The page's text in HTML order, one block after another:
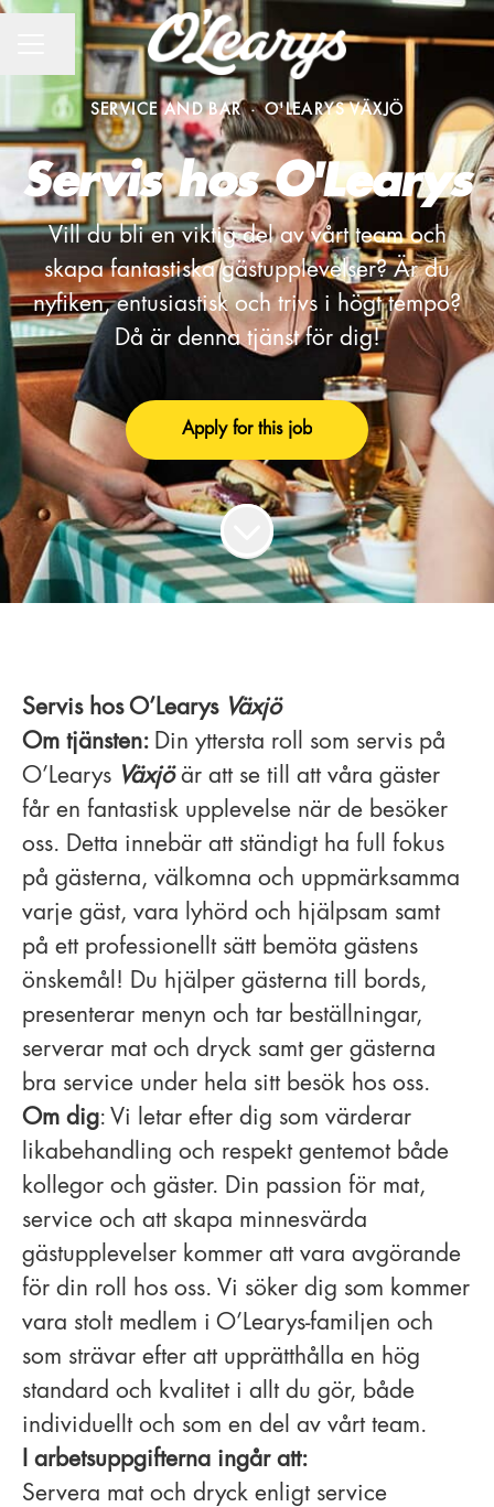
CAREER MENU
Share page
SERVICE AND BAR · O'LEARYS VÄXJÖ
Servis hos O'Learys
Vill du bli en viktig del av vårt team och
skapa fantastiska gästupplevelser? Är du
nyfiken, entusiastisk och trivs i högt tempo?
Då är denna tjänst för dig!
Apply for this job
Servis hos O’Learys Växjö
Om tjänsten: Din yttersta roll som servis på
O’Learys Växjöär att se till att våra gäster
får en fantastisk upplevelse när de besöker
oss. Detta innebär att ständigt ha full fokus
på gästerna, välkomna och uppmärksamma
varje gäst, vara lyhörd och hjälpsam samt
på ett professionellt sätt bemöta gästens
önskemål! Du hjälper gästerna till bords,
presenterar menyn och tar beställningar,
serverar mat och dryck samt ger gästerna
bra service under hela sitt besök hos oss.
Om dig: Vi letar efter dig som värderar
likabehandling och respekt gentemot både
kollegor och gäster. Din passion för mat,
service och att skapa minnesvärda
gästupplevelser kommer att vara avgörande
för din roll hos oss. Vi söker dig som kommer
vara stolt medlem i O’Learys-familjen och
som strävar efter att upprätthålla en hög
standard och kvalitet i allt du gör, både
individuellt och som en del av vårt team.
I arbetsuppgifterna ingår att:
Servera mat och dryck enligt service